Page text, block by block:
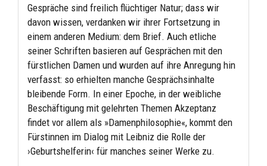
Gespräche sind freilich flüchtiger Natur; dass wir
davon wissen, verdanken wir ihrer Fortsetzung in
einem anderen Medium: dem Brief. Auch etliche
seiner Schriften basieren auf Gesprächen mit den
fürstlichen Damen und wurden auf ihre Anregung hin
verfasst: so erhielten manche Gesprächsinhalte
bleibende Form. In einer Epoche, in der weibliche
Beschäftigung mit gelehrten Themen Akzeptanz
findet vor allem als »Damenphilosophie«, kommt den
Fürstinnen im Dialog mit Leibniz die Rolle der
›Geburtshelferin‹ für manches seiner Werke zu.